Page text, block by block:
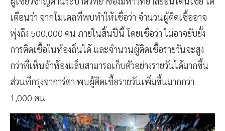
เตือนว่า จากโมเดลที่พบทำให้เชื่อว่า จำนวนผู้ติดเชื้ออาจ
พุ่งถึง 500,000 คน ภายในสิ้นปีนี้ โดยเชื่อว่า ไม่อาจยับยั้ง
การติดเชื้อในท้องถิ่นได้ และจำนวนผู้ติดเชื้อรายวันจะสูง
กว่าที่เห็นถ้าห้องแล็บสามารถเก็บตัวอย่างรายวันได้มากขึ้น
ส่วนที่กรุงจาการ์ตา พบผู้ติดเชื้อรายวันเพิ่มขึ้นมากกว่า
1,000 คน